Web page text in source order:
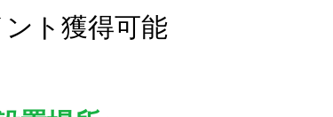
ト獲得可能